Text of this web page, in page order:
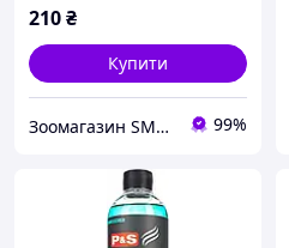
210₴
Купити
Зоомагазин SMART ZOO 99%